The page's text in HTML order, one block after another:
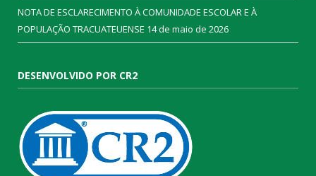
NOTA DE ESCLARECIMENTO À COMUNIDADE ESCOLAR E À
POPULAÇÃO TRACUATEUENSE 14 de maio de 2026
DESENVOLVIDO POR CR2